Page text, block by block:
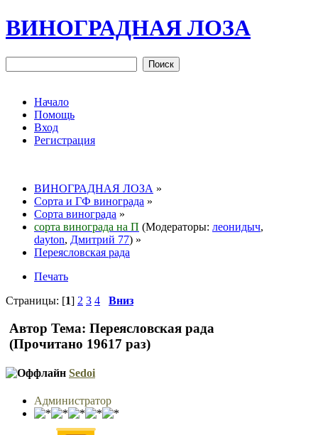
ВИНОГРАДНАЯ ЛОЗА
Начало
Помощь
Вход
Регистрация
ВИНОГРАДНАЯ ЛОЗА »
Сорта и ГФ винограда »
Сорта винограда »
сорта винограда на П (Модераторы: леонидыч,
dayton, Дмитрий 77) »
Переясловская рада
Печать
Страницы: [1] 2 3 4 Вниз
Автор Тема: Переясловская рада
(Прочитано 19617 раз)
Sedoi
Администратор